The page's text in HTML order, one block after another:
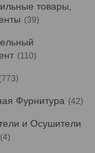
товары,
39
110
773
Фурнитура 42
и Осушители
4